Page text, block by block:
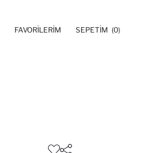
FAVORILERIM SEPETIM (0)